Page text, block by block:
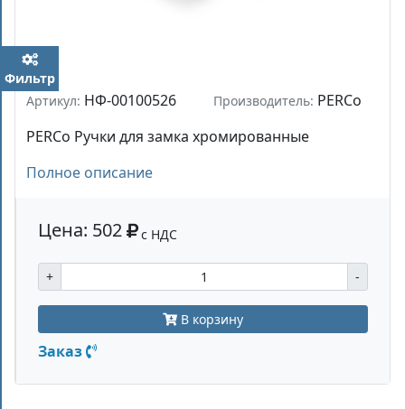
Артикул: НФ-00100526 Производитель: PERCo
PERCo Ручки для замка хромированные
Полное описание
Цена: 502 с НДС
+ -
В корзину
Заказ
Фильтр